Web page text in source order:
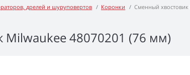
дрелей и шуруповертов Коронки Сменный
Milwaukee 48070201 (76 мм)